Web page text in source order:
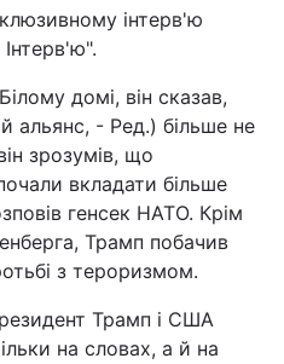
інтерв'ю
домі, він сказав,
альянс, - Ред.) більше не
зрозумів, що
вкладати більше
генсек НАТО. Крім
Трамп побачив
з тероризмом.
Трамп і США
на словах, а й на